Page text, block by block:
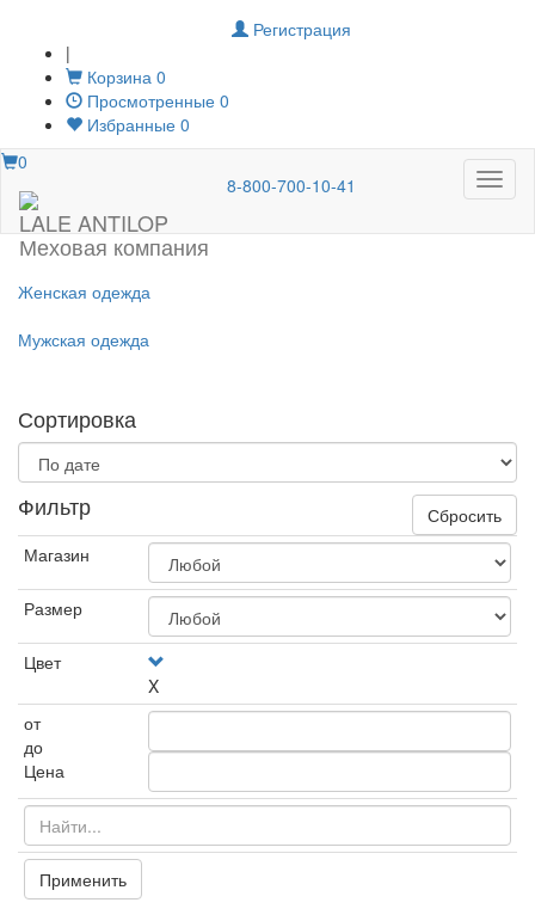
Регистрация
|
Корзина 0
Просмотренные 0
Избранные 0
Меню
0
LALE ANTILOP
Меховая компания
8-800-700-10-41
Женская одежда
Мужская одежда
Сортировка
Фильтр
Сбросить
Магазин
Размер
Цвет
X
от
до
Цена
Применить